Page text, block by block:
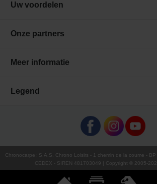
Uw voordelen
Onze partners
Meer informatie
Legend
Chronocarpe : S.A.S. Chrono Loisirs - 1 chemin de la coume -
CEDEX - SIREN 481703049 | Copyright © 2005-